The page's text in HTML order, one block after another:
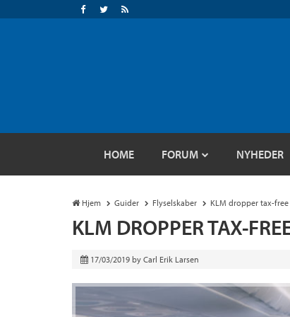
HOME FORUM NYHEDER
Hjem Guider Flyselskaber KLM dropper tax-
KLM DROPPER TAX-
17/03/2019 by Carl Erik Larsen